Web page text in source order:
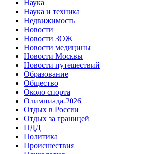
Наука
Наука и техника
Недвижимость
Новости
Новости ЗОЖ
Новости медицины
Новости Москвы
Новости путешествий
Образование
Общество
Около спорта
Олимпиада-2026
Отдых в России
Отдых за границей
ПДД
Политика
Происшествия